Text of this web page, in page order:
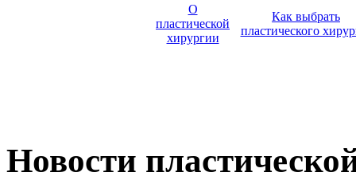
О
пластической
хирургии
Как выбрать
пластического
Новости